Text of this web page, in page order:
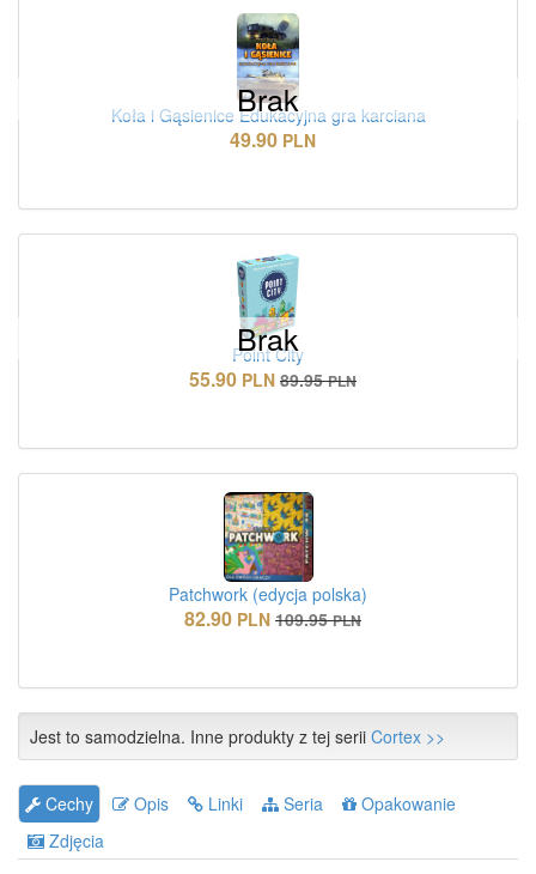
Brak
Koła i Gąsienice Edukacyjna gra karciana
49.90 PLN
Brak
Point City
55.90 PLN 89.95 PLN
Patchwork (edycja polska)
82.90 PLN 109.95 PLN
Jest to samodzielna. Inne produkty z tej serii Cortex >>
Cechy Opis Linki Seria
Opakowanie
Zdjęcia